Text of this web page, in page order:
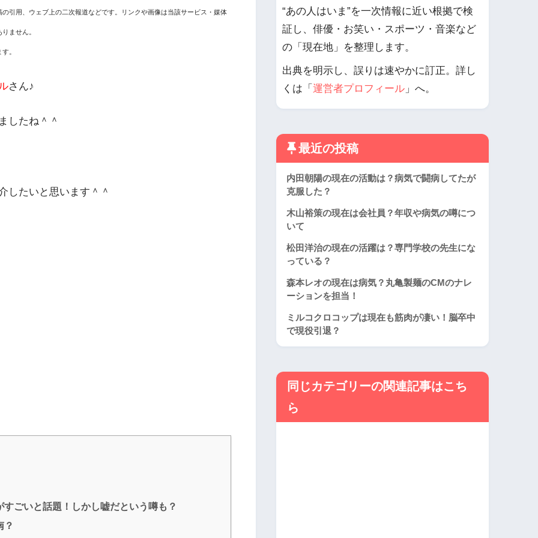
引用、ウェブ上の二次報道などです。リンクや画像は当該サービス・媒体
ません。
。
さん♪
したね＾＾
したいと思います＾＾
ごいと話題！しかし嘘だという噂も？
？
“あの人はいま”を一次情報に近い根拠で検
証し、俳優・お笑い・スポーツ・音楽など
の「現在地」を整理します。
出典を明示し、誤りは速やかに訂正。詳し
くは「 運営者プロフィール 」へ。
最近の投稿
内田朝陽の現在の活動は？病気で闘病してたが
克服した？
木山裕策の現在は会社員？年収や病気の噂につ
いて
松田洋治の現在の活躍は？専門学校の先生にな
っている？
森本レオの現在は病気？丸亀製麺のCMのナレ
ーションを担当！
ミルコクロコップは現在も筋肉が凄い！脳卒中
で現役引退？
同じカテゴリーの関連記事はこち
ら